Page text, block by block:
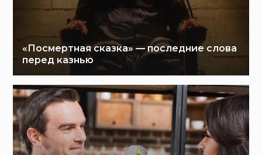
«Посмертная сказка» — последние слова
перед казнью